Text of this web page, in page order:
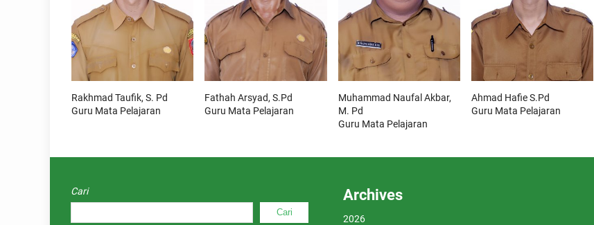
Rakhmad Taufik, S. Pd
Guru Mata Pelajaran
Fathah Arsyad, S.Pd
Guru Mata Pelajaran
Muhammad Naufal Akbar,
M. Pd
Guru Mata Pelajaran
Ahmad Hafie S.Pd
Guru Mata Pelajaran
Cari
Cari
Archives
2026